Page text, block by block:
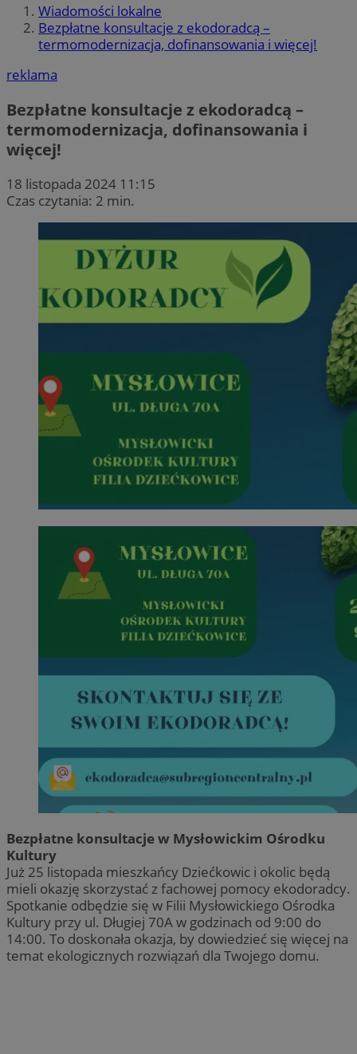
Wiadomości lokalne
Bezpłatne konsultacje z ekodoradcą –
termomodernizacja, dofinansowania i więcej!
reklama
Bezpłatne konsultacje z ekodoradcą –
termomodernizacja, dofinansowania i
więcej!
18 listopada 2024 11:15
Czas czytania: 2 min.
Bezpłatne konsultacje w Mysłowickim Ośrodku
Kultury
Już 25 listopada mieszkańcy Dziećkowic i okolic będą
mieli okazję skorzystać z fachowej pomocy ekodoradcy.
Spotkanie odbędzie się w Filii Mysłowickiego Ośrodka
Kultury przy ul. Długiej 70A w godzinach od 9:00 do
14:00. To doskonała okazja, by dowiedzieć się więcej na
temat ekologicznych rozwiązań dla Twojego domu.